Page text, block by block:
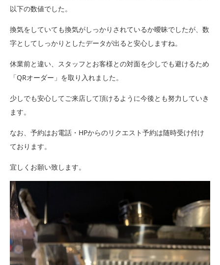
以下の数値でした。
換気をしていても換気がしっかりされているか曖昧でしたが、数
字としてしっかりとしたデータが出ると安心しますね。
休業前と違い、スタッフとお客様との対面を少しでも避けるため
「QRオーダー」を取り入れました。
少しでも安心してご来店して頂けるように今後とも努力していき
ます。
なお、予約はお電話・HPからのリクエスト予約は随時受け付け
ております。
宜しくお願い致します。